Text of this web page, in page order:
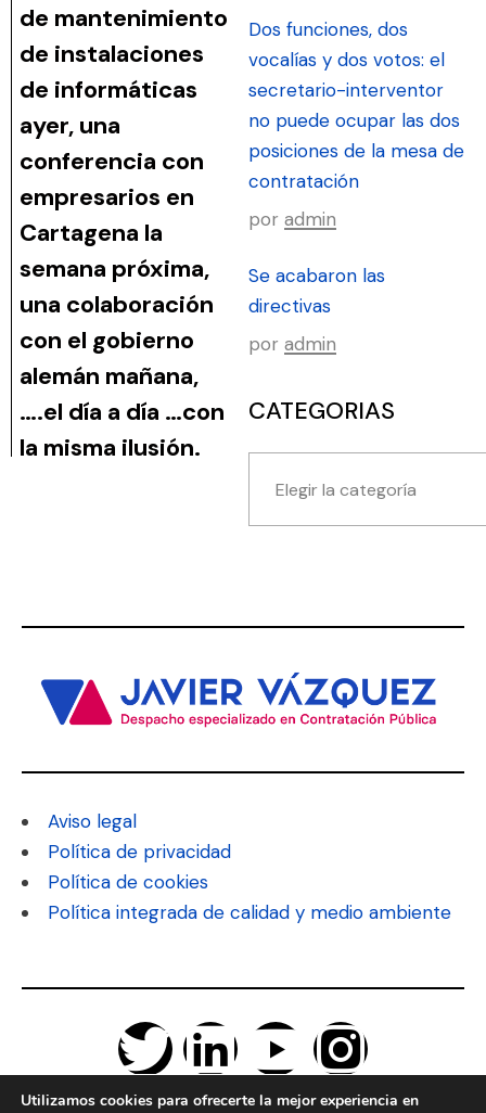
de mantenimiento
de instalaciones
de informáticas
ayer, una
conferencia con
empresarios en
Cartagena la
semana próxima,
una colaboración
con el gobierno
alemán mañana,
….el día a día …con
la misma ilusión.
Dos funciones, dos
vocalías y dos votos: el
secretario-interventor
no puede ocupar las dos
posiciones de la mesa de
contratación
por admin
Se acabaron las
directivas
por admin
CATEGORIAS
Aviso legal
Política de privacidad
Política de cookies
Política integrada de calidad y medio ambiente
Utilizamos cookies para ofrecerte la mejor experiencia en